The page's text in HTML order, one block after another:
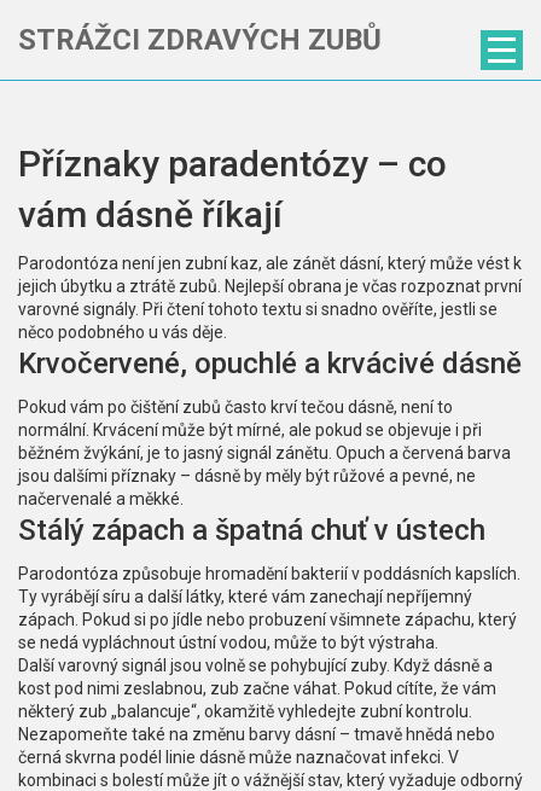
STRÁŽCI ZDRAVÝCH ZUBŮ
Příznaky paradentózy – co
vám dásně říkají
Parodontóza není jen zubní kaz, ale zánět dásní, který může vést k
jejich úbytku a ztrátě zubů. Nejlepší obrana je včas rozpoznat první
varovné signály. Při čtení tohoto textu si snadno ověříte, jestli se
něco podobného u vás děje.
Krvočervené, opuchlé a krvácivé dásně
Pokud vám po čištění zubů často krví tečou dásně, není to
normální. Krvácení může být mírné, ale pokud se objevuje i při
běžném žvýkání, je to jasný signál zánětu. Opuch a červená barva
jsou dalšími příznaky – dásně by měly být růžové a pevné, ne
načervenalé a měkké.
Stálý zápach a špatná chuť v ústech
Parodontóza způsobuje hromadění bakterií v poddásních kapslích.
Ty vyrábějí síru a další látky, které vám zanechají nepříjemný
zápach. Pokud si po jídle nebo probuzení všimnete zápachu, který
se nedá vypláchnout ústní vodou, může to být výstraha.
Další varovný signál jsou volně se pohybující zuby. Když dásně a
kost pod nimi zeslabnou, zub začne váhat. Pokud cítíte, že vám
některý zub „balancuje“, okamžitě vyhledejte zubní kontrolu.
Nezapomeňte také na změnu barvy dásní – tmavě hnědá nebo
černá skvrna podél linie dásně může naznačovat infekci. V
kombinaci s bolestí může jít o vážnější stav, který vyžaduje odborný